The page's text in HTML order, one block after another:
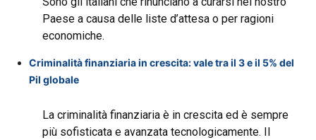
Paese a causa delle liste d’attesa o per ragioni
economiche.
Criminalità finanziaria in crescita: vale tra il 3 e il 5% del
Pil globale
La criminalità finanziaria è in crescita ed è sempre
più sofisticata e avanzata tecnologicamente. Il